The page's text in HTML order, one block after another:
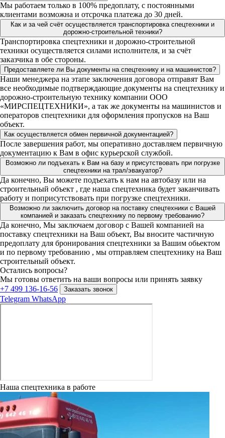
Мы работаем только в 100% предоплату, с постоянными
клиентами возможна и отсрочка платежа до 30 дней.
Как и за чей счёт осуществляется транспортировка спецтехники и
дорожно-строительной техники?
Транспортировка спецтехники и дорожно-строительной
техники осуществляется силами исполнителя, и за счёт
заказчика в обе стороны.
Предоставляете ли Вы документы на спецтехнику и на машинистов?
Наши менеджера на этапе заключения договора отправят Вам
все необходимые подтверждающие документы на спецтехнику и
дорожно-строительную технику компании ООО
«МИРСПЕЦТЕХНИКИ», а так же документы на машинистов и
операторов спецтехники для оформления пропусков на Ваш
объект.
Как осуществляется обмен первичной документацией?
После завершения работ, мы оперативно доставляем первичную
документацию к Вам в офис курьерской службой.
Возможно ли подъехать к Вам на базу и присутствовать при погрузке
спецтехники на трал/эвакуатор?
Да конечно, Вы можете подъехать к нам на автобазу или на
строительный объект , где наша спецтехника будет заканчивать
работу и поприсутствовать при погрузке спецтехники.
Возможно ли заключить договор на поставку спецтехники с Вашей
компанией и заказать спецтехнику по первому требованию?
Да конечно, Мы заключаем договор с Вашей компанией на
поставку спецтехники на Ваш объект, Вы вносите частичную
предоплату для бронирования спецтехники за Вашим обьектом
и по первому требованию , мы отправляем спецтехнику на Ваш
строительный объект.
Остались вопросы?
Мы готовы ответить на ваши вопросы или принять заявку
+7 499 136-16-56
Заказать звонок
Telegram WhatsApp
Наша спецтехника в работе